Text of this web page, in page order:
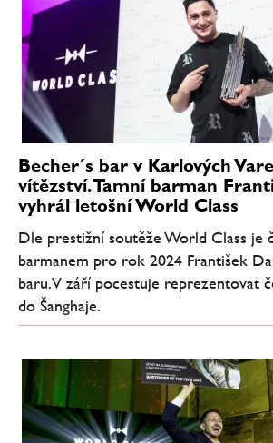
Becher´s bar v Karlových
vítězství. Tamní barman
vyhrál letošní World Class
Dle prestižní soutěže World Class je
barmanem pro rok 2024 František
baru. V září pocestuje reprezentovat
do Šanghaje.